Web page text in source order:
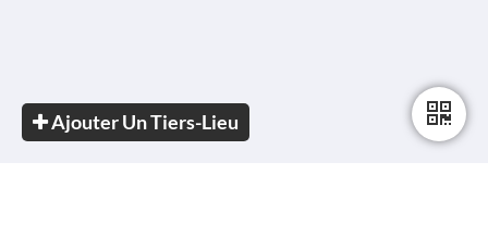
Ajouter Un Tiers-Lieu